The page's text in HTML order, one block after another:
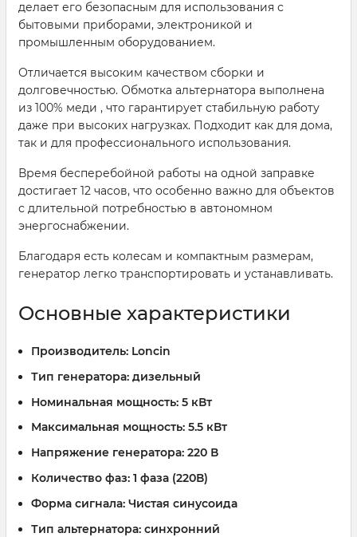
делает его безопасным для использования с
бытовыми приборами, электроникой и
промышленным оборудованием.
Отличается высоким качеством сборки и
долговечностью. Обмотка альтернатора выполнена
из 100% меди , что гарантирует стабильную работу
даже при высоких нагрузках. Подходит как для дома,
так и для профессионального использования.
Время бесперебойной работы на одной заправке
достигает 12 часов, что особенно важно для объектов
с длительной потребностью в автономном
энергоснабжении.
Благодаря есть колесам и компактным размерам,
генератор легко транспортировать и устанавливать.
Основные характеристики
Производитель: Loncin
Тип генератора: дизельный
Номинальная мощность: 5 кВт
Максимальная мощность: 5.5 кВт
Напряжение генератора: 220 В
Количество фаз: 1 фаза (220В)
Форма сигнала: Чистая синусоида
Тип альтернатора: синхронний